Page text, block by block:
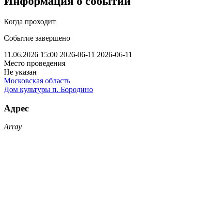
Когда проходит
Событие завершено
11.06.2026 15:00 2026-06-11 2026-06-11
Место проведения
Не указан
Московская область
Дом культуры п. Бородино
Адрес
Array